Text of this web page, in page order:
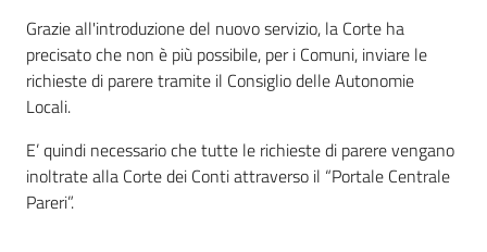
Grazie all'introduzione del nuovo servizio, la Corte ha
precisato che non è più possibile, per i Comuni, inviare le
richieste di parere tramite il Consiglio delle Autonomie
Locali.
E’ quindi necessario che tutte le richieste di parere vengano
inoltrate alla Corte dei Conti attraverso il “Portale Centrale
Pareri”.